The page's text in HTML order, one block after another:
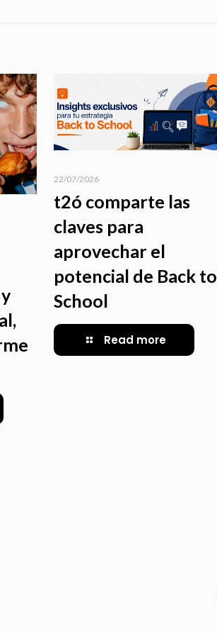
22/07/2026
t2ó comparte las
claves para
aprovechar el
potencial de Back to
School
Read more